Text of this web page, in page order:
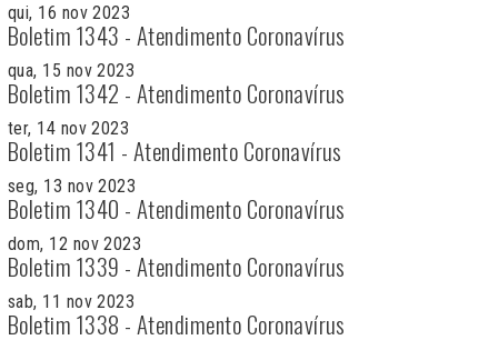
qui, 16 nov 2023
Boletim 1343 - Atendimento Coronavírus
qua, 15 nov 2023
Boletim 1342 - Atendimento Coronavírus
ter, 14 nov 2023
Boletim 1341 - Atendimento Coronavírus
seg, 13 nov 2023
Boletim 1340 - Atendimento Coronavírus
dom, 12 nov 2023
Boletim 1339 - Atendimento Coronavírus
sab, 11 nov 2023
Boletim 1338 - Atendimento Coronavírus